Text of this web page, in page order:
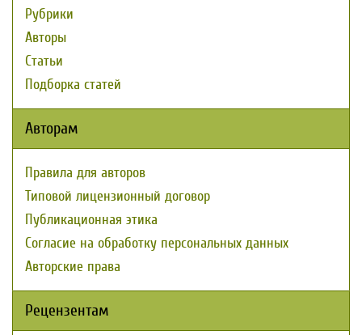
Рубрики
Авторы
Статьи
Подборка статей
Авторам
Правила для авторов
Типовой лицензионный договор
Публикационная этика
Согласие на обработку персональных данных
Авторские права
Рецензентам